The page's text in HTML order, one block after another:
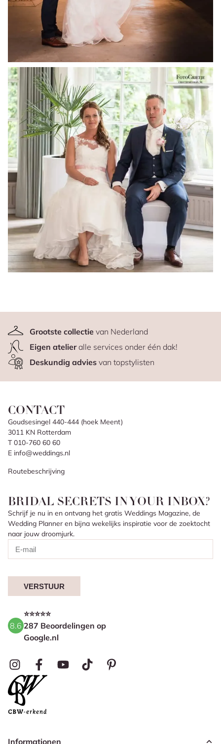
Grootste collectievan Nederland
Eigen atelieralle services onder één dak!
Deskundig adviesvan topstylisten
CONTACT
Goudsesingel 440-444 (hoek Meent)
3011 KN Rotterdam
T 010-760 60 60
E info@weddings.nl
Routebeschrijving
BRIDAL SECRETS IN YOUR INBOX?
Schrijf je nu in en ontvang het gratis Weddings Magazine, de
Wedding Planner en bijna wekelijks inspiratie voor de zoektocht
naar jouw droomjurk.
VERSTUUR
8.6
⭐⭐⭐⭐⭐
287 Beoordelingen op
Google.nl
Informationen